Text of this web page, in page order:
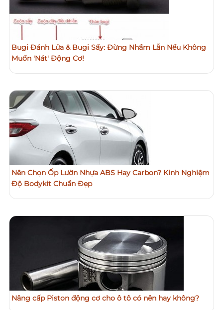
Bugi Đánh Lửa & Bugi Sấy: Đừng Nhầm Lẫn Nếu Không
Muốn 'Nát' Động Cơ!
Nên Chọn Ốp Lườn Nhựa ABS Hay Carbon? Kinh Nghiệm
Độ Bodykit Chuẩn Đẹp
Nâng cấp Piston động cơ cho ô tô có nên hay không?